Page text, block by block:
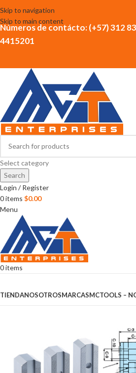
Skip to navigation
Skip to main content
Números de contácto: (+57) 312
4415201
Select category
Search
Login / Register
0items $0.00
Menu
0items
TIENDANOSOTROSMARCASMCTOOLS –